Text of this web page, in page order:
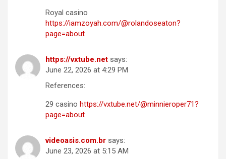
Royal casino
https://iamzoyah.com/@rolandoseaton?
page=about
https://vxtube.net says:
June 22, 2026 at 4:29 PM
References:
29 casino https://vxtube.net/@minnieroper71?
page=about
videoasis.com.br says:
June 23, 2026 at 5:15 AM